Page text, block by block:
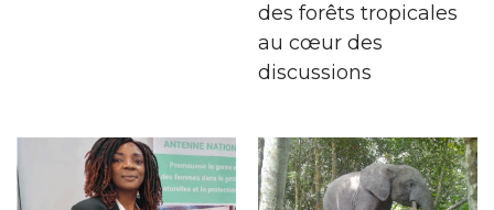
des forêts tropicales
au cœur des
discussions